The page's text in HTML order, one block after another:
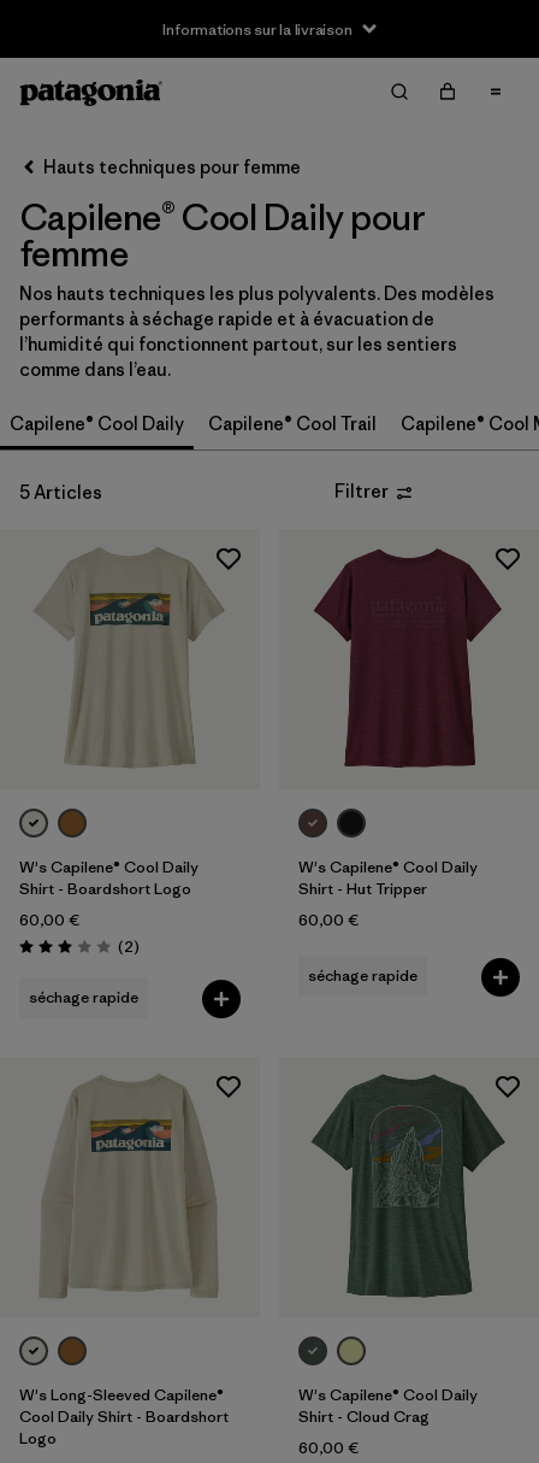
Informations sur la livraison
Filtrer par
Taille
(5)
S (5)
M (5)
XL (5)
XXL (4)
Filtrer par
Famille de produits
Filtrer par
Coupe
Filtrer par
Filtrer par
Caractéristiques
Filtrer par
Tissu
Hauts techniques pour femme
Capilene® Cool Daily pour
femme
Nos hauts techniques les plus polyvalents. Des modèles
performants à séchage rapide et à évacuation de
l’humidité qui fonctionnent partout, sur les sentiers
comme dans l’eau.
Capilene® Cool Daily Capilene® Cool Trail Capilene® Cool
5 Articles Filtrer
W's Capilene® Cool Daily
Shirt - Boardshort Logo
60,00 €
Évaluation: 3.0 / 5
(2Avis
)
séchage rapide
W's Capilene® Cool Daily
Shirt - Hut Tripper
60,00 €
séchage rapide
W's Long-Sleeved Capilene®
Cool Daily Shirt - Boardshort
Logo
W's Capilene® Cool Daily
Shirt - Cloud Crag
60,00 €